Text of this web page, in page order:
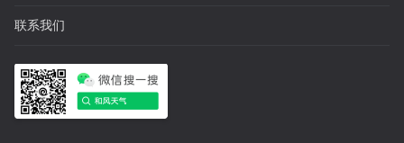
联系我们